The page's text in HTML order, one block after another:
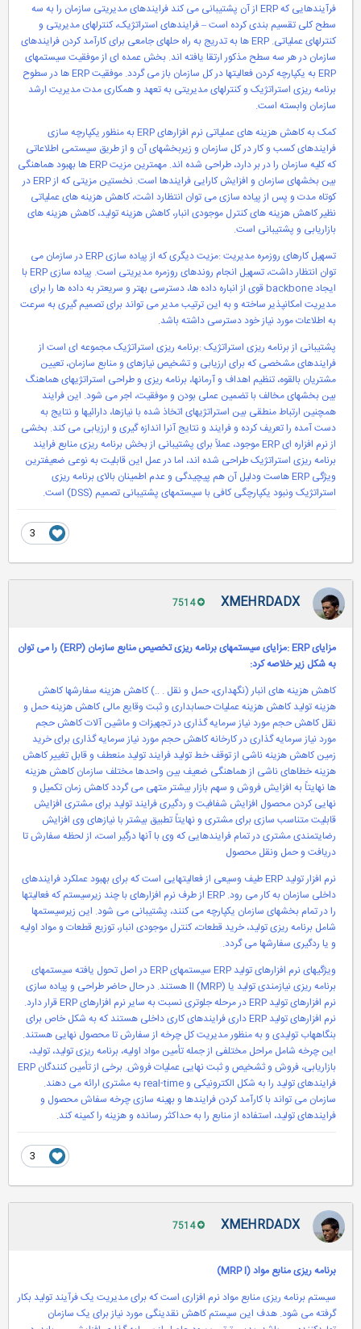
فرآیندهایی که ERP از آن پشتیبانی می کند فرایندهای مدیریتی سازمان را به سه
سطح کلی تقسیم بندی کرده است – فرایندهای استراتژیک، کنترلهای مدیریتی و
کنترلهای عملیاتی. ERP ها به تدریج به راه حلهای جامعی برای کارآمد کردن فرایندهای
سازمان در هر سه سطح مذکور ارتقا یافته اند. بخش عمده ای از موفقیت سیستمهای
ERP به یکپارچه کردن فعالیتها در کل سازمان باز می گردد. موفقیت ERP ها در سطوح
برنامه ریزی استراتژیک و کنترلهای مدیریتی به تعهد و همکاری مدت مدیریت ارشد
سازمان وابسته است.
کمک به کاهش هزینه های عملیاتی نرم افزارهای ERP به منظور یکپارچه سازی
فرایندهای کسب و کار در کل سازمان و زیربخشهای آن و از طریق سیستمی اطلاعاتی
که کلیه سازمان را در بر دارد، طراحی شده اند. مهمترین مزیت ERP ها بهبود هماهنگی
بین بخشهای سازمان و افزایش کارایی فرایندها است. نخستین مزیتی که از ERP در
کوتاه مدت و پس از پیاده سازی می توان انتظارد اشت، کاهش هزینه های عملیاتی
نظیر کاهش هزینه های کنترل موجودی انبار، کاهش هزینه تولید، کاهش هزینه های
بازاریابی و پشتیبانی است.
تسهیل کارهای روزمره مدیریت :مزیت دیگری که از پیاده سازی ERP در سازمان می
توان انتظار داشت، تسهیل انجام روندهای روزمره مدیریتی است. پیاده سازی ERP با
ایجاد backbone قوی از انباره داده ها، دسترسی بهتر و سریعتر به داده ها را برای
مدیریت امکانپذیر ساخته و به این ترتیب مدیر می تواند برای تصمیم گیری به سرعت
به اطلاعات مورد نیاز خود دسترسی داشته باشد.
پشتیبانی از برنامه ریزی استراتژیک :برنامه ریزی استراتژیک مجموعه ای است از
فرایندهای مشخصی که برای ارزیابی و تشخیص نیازهای و منابع سازمان، تعیین
مشتریان بالقوه، تنظیم اهداف و آرمانها، برنامه ریزی و طراحی استراتژیهای هماهنگ
بین بخشهای مخالف با تضمین عملی بودن و موفقیت، اجر می شود. این فرایند
همچنین ارتباط منطقی بین استراتژیهای اتخاذ شده با نیازها، دارائیها و نتایج به
دست آمده را تعریف کرده و فرایند و نتایج آنرا اندازه گیری و ارزیابی می کند. بخشی
از نرم افزاره ای ERP موجود، عملاً برای پشتیبانی از بخش برنامه ریزی منابع فرایند
برنامه ریزی استراتژیک طراحی شده اند، اما در عمل این قابلیت به نوعی ضعیفترین
ویژگی ERP هاست ودلیل آن هم پیچیدگی و عدم اطمینان بالای برنامه ریزی
استراتژیک ونبود یکپارچگی کافی با سیستمهای پشتیبانی تصمیم (DSS) است.
XMEHRDADX
مزایایERP:مزایای سیستمهای برنامه ریزی تخصیص منابع سازمان (ERP) را می توان
به شکل زیر خلاصه کرد:
کاهش هزینه های انبار (نگهداری، حمل و نقل . ..) کاهش هزینه سفارشها کاهش
هزینه تولید کاهش هزینه عملیات حسابداری و ثبت وقایع مالی کاهش هزینه حمل و
نقل کاهش حجم مورد نیاز سرمایه گذاری در تجهیزات و ماشین آلات کاهش حجم
مورد نیاز سرمایه گذاری در کارخانه کاهش حجم مورد نیاز سرمایه گذاری برای خرید
زمین کاهش هزینه ناشی از توقف خط تولید فرایند تولید منعطف و قابل تغییر کاهش
هزینه خطاهای ناشی از هماهنگی ضعیف بین واحدها مختلف سازمان کاهش هزینه
ها نهایتاً به افزایش فروش و سهم بازار بیشتر متهی می گردد کاهش زمان تکمیل و
نهایی کردن محصول افزایش شفافیت و ردگیری فرایند تولید برای مشتری افزایش
قابلیت متناسب سازی برای مشتری و نهایتاً تطبیق بیشتر با نیازهای وی افزایش
رضایتمندی مشتری در تمام فرایندهایی که وی با آنها درگیر است، از لحظه سفارش تا
دریافت و حمل ونقل محصول
نرم افزار تولید ERP طیف وسیعی از فعالیتهایی است که برای بهبود عملکرد فرایندهای
داخلی سازمان به کار می رود. ERP از طرف نرم افزارهای با چند زیرسیستم که فعالیتها
را در تمام بخشهای سازمان یکپارچه می کنند، پشتیبانی می شود. این زیرسیستمها
شامل برنامه ریزی تولید، خرید قطعات، کنترل موجودی انبار، توزیع قطعات و مواد اولیه
و یا ردگیری سفارشها می گردد.
ویژگیهای نرم افزارهای تولید ERP سیستمهای ERP در اصل تحول یافته سیستمهای
برنامه ریزی نیازمندی تولید یا (MRP) II هستند. در حال حاضر طراحی و پیاده سازی
نرم افزارهای تولید ERP در مرحله جلوتری نسبت به سایر نرم افزارهای ERP قرار دارد.
نرم افزارهای تولید ERP داری فرایندهای کاری داخلی هستند که به شکل خاص برای
بنگاههاب تولیدی و به منظور مدیریت کل چرخه از سفارش تا محصول نهایی هستند.
این چرخه شامل مراحل مختلفی از جمله تأمین مواد اولیه، برنامه ریزی تولید، تولید،
بازاریابی، فروش و ثشخیص و ثبت نهایی عملیات فروش. برخی از تأمین کنندگان ERP
فرایندهای تولید را به شکل الکترونیکی و real-time به مشتری ارائه می دهند.
سازمان می تواند با کارآمد کردن فرایندها و بهینه سازی چرخه سفاش محصول و
فرایندهای تولید، استفاده از منابع را به حداکثر رسانده و هزینه را کمینه کند.
XMEHRDADX
برنامه ریزی منابع مواد (MRP I)
سیستم برنامه ریزی منابع مواد نرم افزاری است که برای مدیریت یک فرآیند تولید بکار
گرفته می شود. هدف این سیستم کاهش نقدینگی مورد نیاز برای یک سازمان